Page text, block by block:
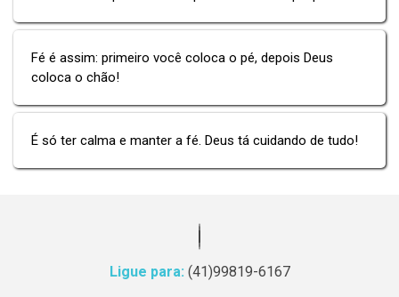
Fé é assim: primeiro você coloca o pé, depois Deus
coloca o chão!
É só ter calma e manter a fé. Deus tá cuidando de tudo!
Ligue para: (41)99819-6167